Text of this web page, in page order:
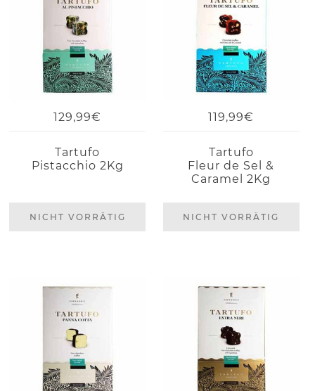
129,99€
Tartufo
Pistacchio 2Kg
NICHT VORRÄTIG
119,99€
Tartufo
Fleur de Sel &
Caramel 2Kg
NICHT VORRÄTIG